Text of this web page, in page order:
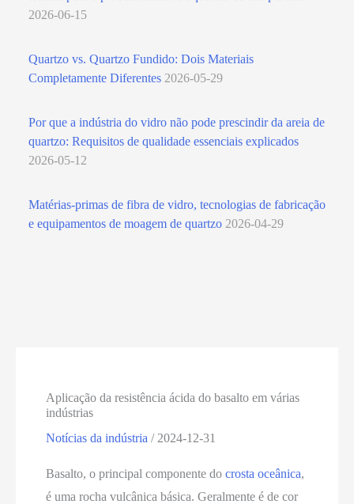
2026-06-15
Quartzo vs. Quartzo Fundido: Dois Materiais
Completamente Diferentes 2026-05-29
Por que a indústria do vidro não pode prescindir da areia de
quartzo: Requisitos de qualidade essenciais explicados
2026-05-12
Matérias-primas de fibra de vidro, tecnologias de fabricação
e equipamentos de moagem de quartzo 2026-04-29
Aplicação da resistência ácida do basalto em várias
indústrias
Notícias da indústria / 2024-12-31
Basalto, o principal componente do crosta oceânica,
é uma rocha vulcânica básica. Geralmente é de cor